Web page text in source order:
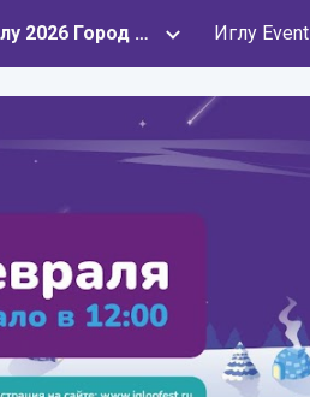
Фестиваль Иглу 2026 Город эскимосов Иглу Event